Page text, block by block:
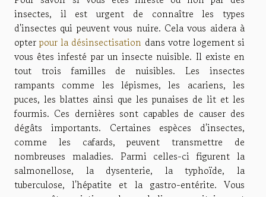
insectes, il est urgent de connaître les types
d'insectes qui peuvent vous nuire. Cela vous aidera à
opterpour la désinsectisation dans votre logement si
vous êtes infesté par un insecte nuisible. Il existe en
tout trois familles de nuisibles. Les insectes
rampants comme les lépismes, les acariens, les
puces, les blattes ainsi que les punaises de lit et les
fourmis. Ces dernières sont capables de causer des
dégâts importants. Certaines espèces d'insectes,
comme les cafards, peuvent transmettre de
nombreuses maladies. Parmi celles-ci figurent la
salmonellose, la dysenterie, la typhoïde, la
tuberculose, l'hépatite et la gastro-entérite. Vous